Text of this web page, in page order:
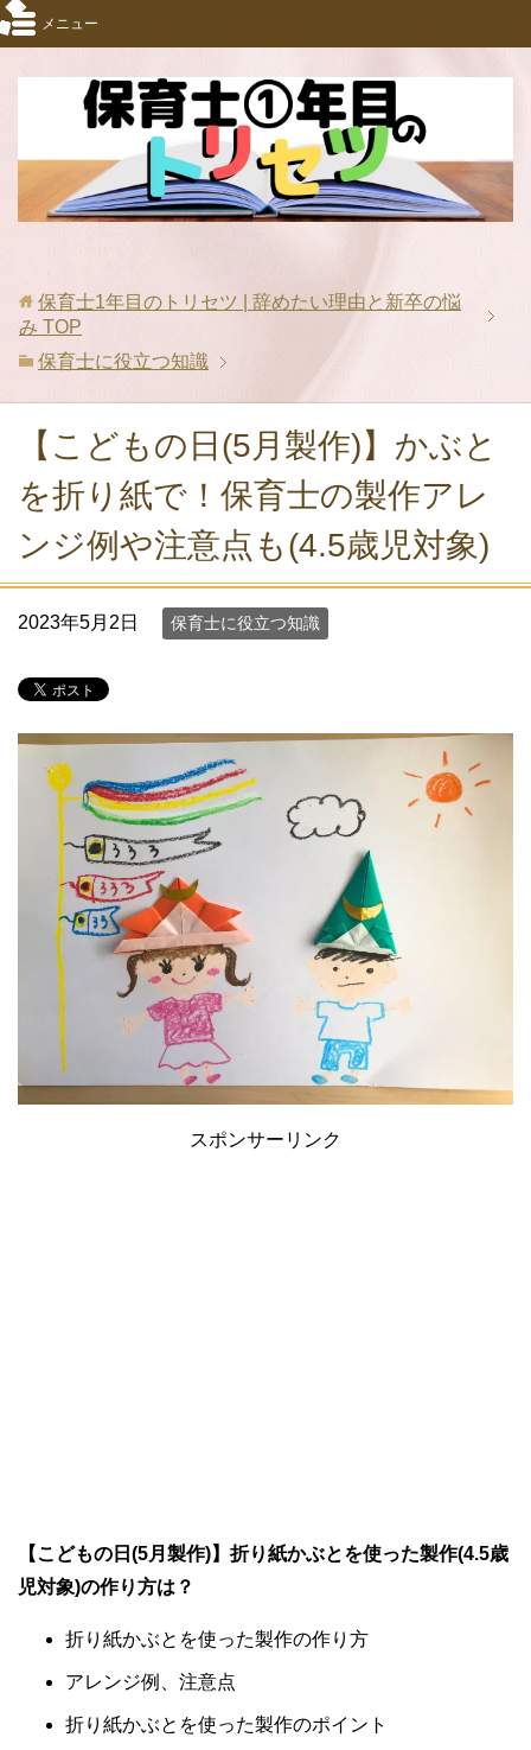
メニュー
保育士1年目のトリセツ | 辞めたい理由と新卒の悩
み TOP
保育士に役立つ知識
【こどもの日(5月製作)】かぶと
を折り紙で！保育士の製作アレ
ンジ例や注意点も(4.5歳児対象)
2023年5月2日 保育士に役立つ知識
スポンサーリンク
【こどもの日(5月製作)】折り紙かぶとを使った製作(4.5歳
児対象)の作り方は？
折り紙かぶとを使った製作の作り方
アレンジ例、注意点
折り紙かぶとを使った製作のポイント